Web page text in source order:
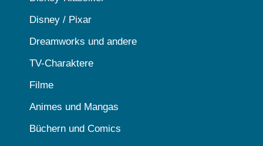
Disney / Pixar
Dreamworks und andere
TV-Charaktere
Filme
Animes und Mangas
Büchern und Comics